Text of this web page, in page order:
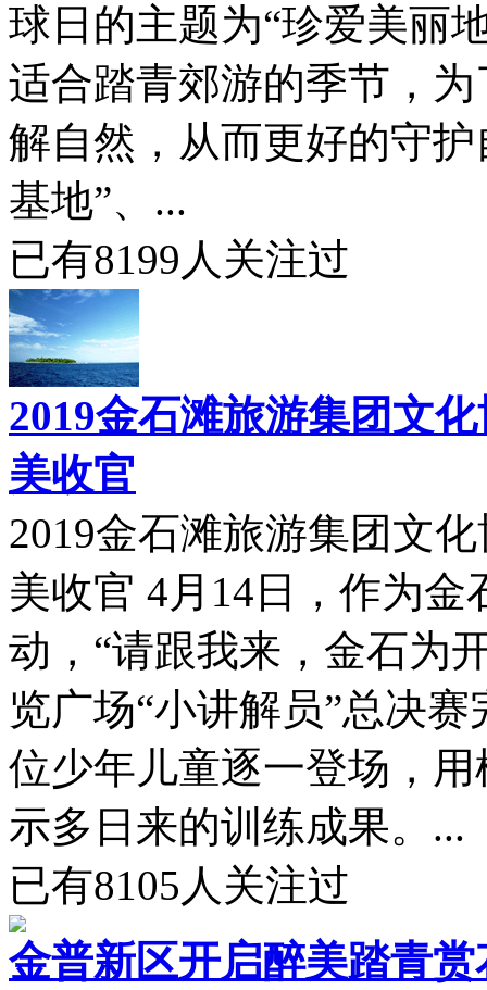
球日的主题为“珍爱美丽
适合踏青郊游的季节，
解自然，从而更好的守
基地”、...
已有8199 人关注过
2019金石滩旅游集团文
美收官
2019金石滩旅游集团文
美收官 4月14日，作为
动，“请跟我来，金石为
览广场“小讲解员”总决
位少年儿童逐一登场，
示多日来的训练成果。...
已有8105 人关注过
金普新区开启醉美踏青